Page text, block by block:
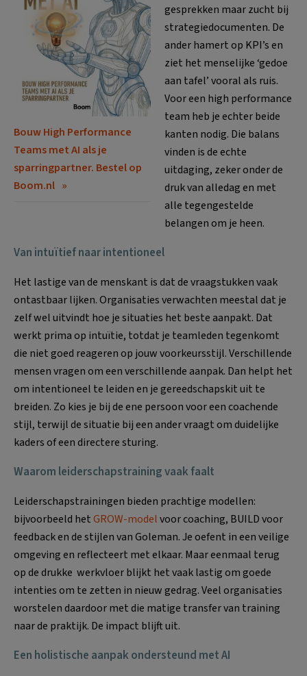
Bouw High Performance
Teams met AI als je
sparringpartner. Bestel op
Boom.nl
gesprekken maar zucht bij
strategiedocumenten. De
ander hamert op KPI’s en
ziet het menselijke ‘gedoe
aan tafel’ vooral als ruis.
Voor een high performance
team heb je echter beide
kanten nodig. Die balans
vinden is de echte
uitdaging, zeker onder de
druk van alledag en met
alle tegengestelde
belangen om je heen.
Van intuïtief naar intentioneel
Het lastige van de menskant is dat de vraagstukken vaak
ontastbaar lijken. Organisaties verwachten meestal dat je
zelf wel uitvindt hoe je situaties het beste aanpakt. Dat
werkt prima op intuïtie, totdat je teamleden tegenkomt
die niet goed reageren op jouw voorkeursstijl. Verschillende
mensen vragen om een verschillende aanpak. Dan helpt het
om intentioneel te leiden en je gereedschapskit uit te
breiden. Zo kies je bij de ene persoon voor een coachende
stijl, terwijl de situatie bij een ander vraagt om duidelijke
kaders of een directere sturing.
Waarom leiderschapstraining vaak faalt
Leiderschapstrainingen bieden prachtige modellen:
bijvoorbeeld hetGROW-modelvoor coaching, BUILD voor
feedback en de stijlen van Goleman. Je oefent in een veilige
omgeving en reflecteert met elkaar. Maar eenmaal terug
op de drukke werkvloer blijkt het vaak lastig om goede
intenties om te zetten in nieuw gedrag. Veel organisaties
worstelen daardoor met die matige transfer van training
naar de praktijk. De impact blijft uit.
Een holistische aanpak ondersteund met AI